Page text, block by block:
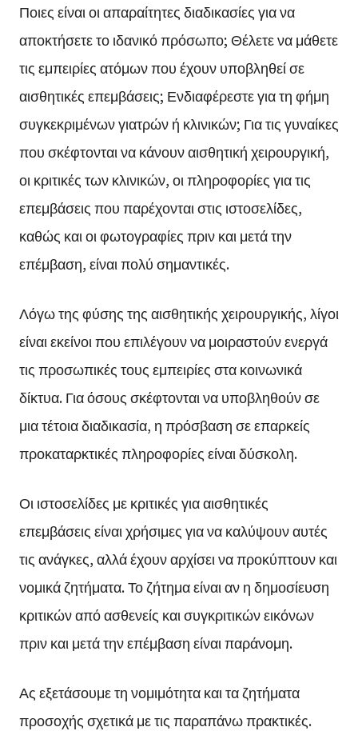
Ποιες είναι οι απαραίτητες διαδικασίες για να
αποκτήσετε το ιδανικό πρόσωπο; Θέλετε να μάθετε
τις εμπειρίες ατόμων που έχουν υποβληθεί σε
αισθητικές επεμβάσεις; Ενδιαφέρεστε για τη φήμη
συγκεκριμένων γιατρών ή κλινικών; Για τις γυναίκες
που σκέφτονται να κάνουν αισθητική χειρουργική,
οι κριτικές των κλινικών, οι πληροφορίες για τις
επεμβάσεις που παρέχονται στις ιστοσελίδες,
καθώς και οι φωτογραφίες πριν και μετά την
επέμβαση, είναι πολύ σημαντικές.
Λόγω της φύσης της αισθητικής χειρουργικής, λίγοι
είναι εκείνοι που επιλέγουν να μοιραστούν ενεργά
τις προσωπικές τους εμπειρίες στα κοινωνικά
δίκτυα. Για όσους σκέφτονται να υποβληθούν σε
μια τέτοια διαδικασία, η πρόσβαση σε επαρκείς
προκαταρκτικές πληροφορίες είναι δύσκολη.
Οι ιστοσελίδες με κριτικές για αισθητικές
επεμβάσεις είναι χρήσιμες για να καλύψουν αυτές
τις ανάγκες, αλλά έχουν αρχίσει να προκύπτουν και
νομικά ζητήματα. Το ζήτημα είναι αν η δημοσίευση
κριτικών από ασθενείς και συγκριτικών εικόνων
πριν και μετά την επέμβαση είναι παράνομη.
Ας εξετάσουμε τη νομιμότητα και τα ζητήματα
προσοχής σχετικά με τις παραπάνω πρακτικές.